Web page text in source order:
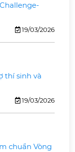
19/03/2026
thí sinh và
19/03/2026
chuẩn Vòng